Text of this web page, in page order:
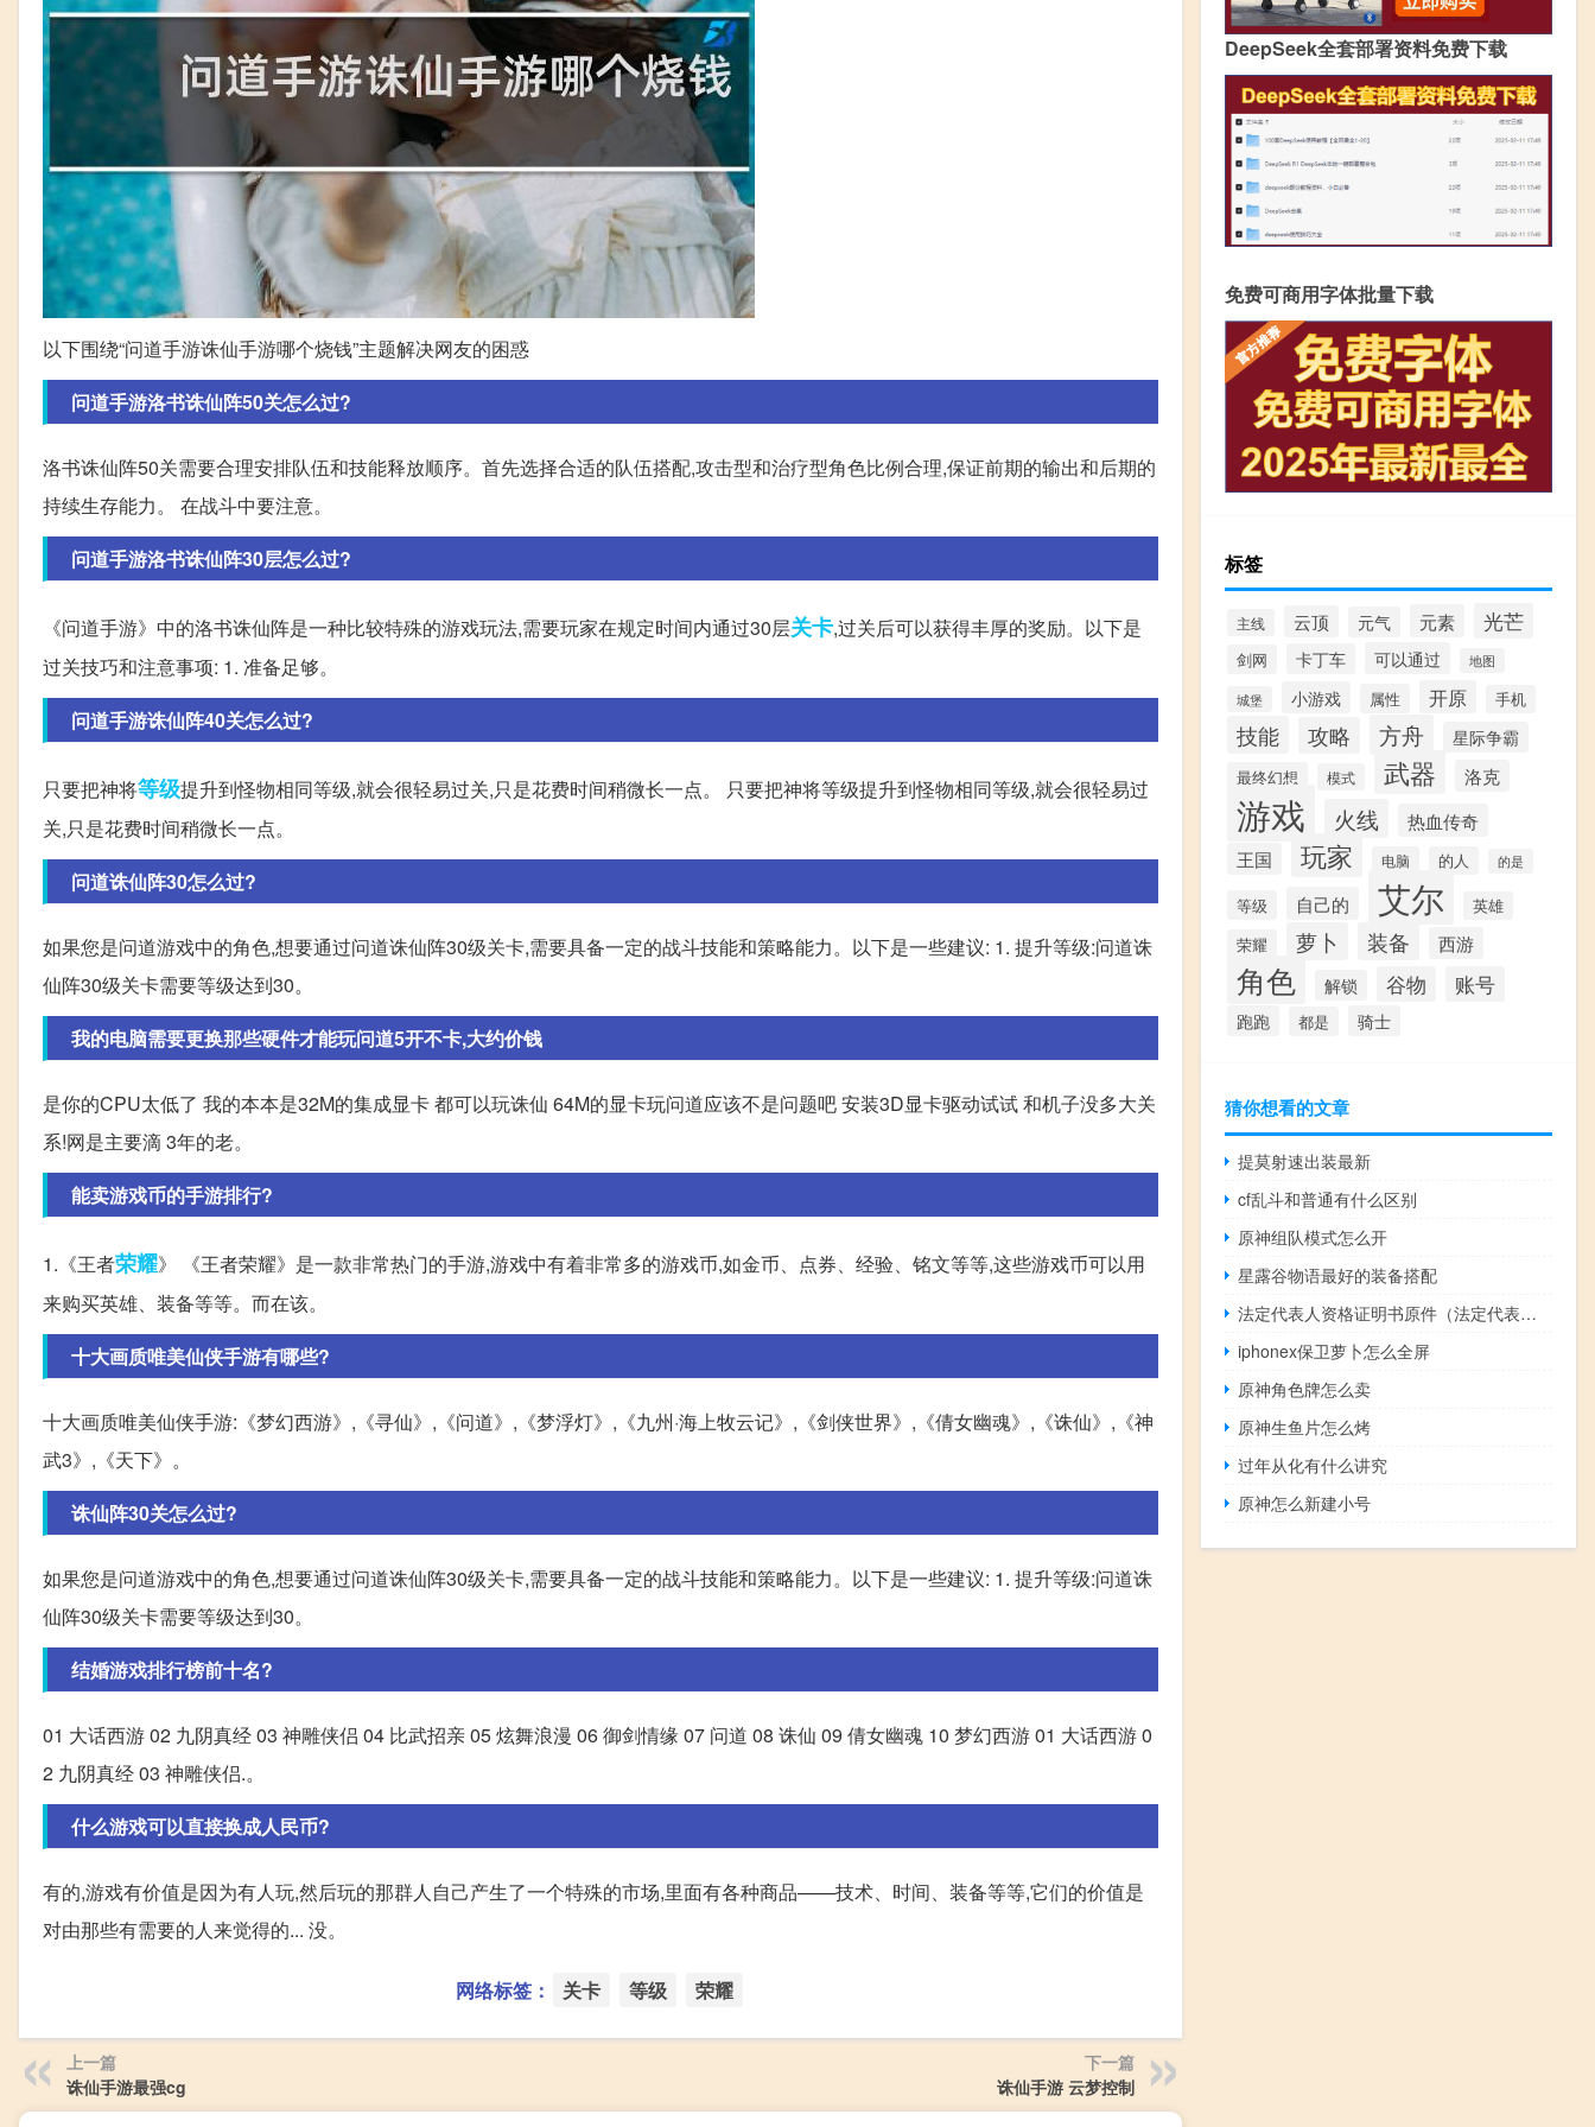
以下围绕“问道手游诛仙手游哪个烧钱”主题解决网友的困惑
问道手游洛书诛仙阵50关怎么过?
洛书诛仙阵50关需要合理安排队伍和技能释放顺序。首先选择合适的队伍搭配,攻击型和治疗型角色比例合理,保证前期的输出和后期的
持续生存能力。 在战斗中要注意。
问道手游洛书诛仙阵30层怎么过?
《问道手游》中的洛书诛仙阵是一种比较特殊的游戏玩法,需要玩家在规定时间内通过30层关卡,过关后可以获得丰厚的奖励。以下是
过关技巧和注意事项: 1. 准备足够。
问道手游诛仙阵40关怎么过?
只要把神将等级提升到怪物相同等级,就会很轻易过关,只是花费时间稍微长一点。 只要把神将等级提升到怪物相同等级,就会很轻易过
关,只是花费时间稍微长一点。
问道诛仙阵30怎么过?
如果您是问道游戏中的角色,想要通过问道诛仙阵30级关卡,需要具备一定的战斗技能和策略能力。以下是一些建议: 1. 提升等级:问道诛
仙阵30级关卡需要等级达到30。
我的电脑需要更换那些硬件才能玩问道5开不卡,大约价钱
是你的CPU太低了 我的本本是32M的集成显卡 都可以玩诛仙 64M的显卡玩问道应该不是问题吧 安装3D显卡驱动试试 和机子没多大关
系!网是主要滴 3年的老。
能卖游戏币的手游排行?
1.《王者荣耀》 《王者荣耀》是一款非常热门的手游,游戏中有着非常多的游戏币,如金币、点券、经验、铭文等等,这些游戏币可以用
来购买英雄、装备等等。而在该。
十大画质唯美仙侠手游有哪些?
十大画质唯美仙侠手游:《梦幻西游》,《寻仙》,《问道》,《梦浮灯》,《九州·海上牧云记》,《剑侠世界》,《倩女幽魂》,《诛仙》,《神
武3》,《天下》。
诛仙阵30关怎么过?
如果您是问道游戏中的角色,想要通过问道诛仙阵30级关卡,需要具备一定的战斗技能和策略能力。以下是一些建议: 1. 提升等级:问道诛
仙阵30级关卡需要等级达到30。
结婚游戏排行榜前十名?
01 大话西游 02 九阴真经 03 神雕侠侣 04 比武招亲 05 炫舞浪漫 06 御剑情缘 07 问道 08 诛仙 09 倩女幽魂 10 梦幻西游 01 大话西游 0
2 九阴真经 03 神雕侠侣.。
什么游戏可以直接换成人民币?
有的,游戏有价值是因为有人玩,然后玩的那群人自己产生了一个特殊的市场,里面有各种商品——技术、时间、装备等等,它们的价值是
对由那些有需要的人来觉得的... 没。
网络标签： 关卡 等级 荣耀
上一篇
诛仙手游最强cg
下一篇
诛仙手游 云梦控制
DeepSeek全套部署资料免费下载
免费可商用字体批量下载
标签
主线 云顶 元气 元素 光芒
剑网 卡丁车 可以通过 地图
城堡 小游戏 属性 开原 手机
技能 攻略 方舟 星际争霸
最终幻想 模式 武器 洛克
游戏 火线 热血传奇
王国 玩家 电脑 的人 的是
等级 自己的 艾尔 英雄
荣耀 萝卜 装备 西游
角色 解锁 谷物 账号
跑跑 都是 骑士
猜你想看的文章
提莫射速出装最新
cf乱斗和普通有什么区别
原神组队模式怎么开
星露谷物语最好的装备搭配
法定代表人资格证明书原件（法定代表人资格证明书）
iphonex保卫萝卜怎么全屏
原神角色牌怎么卖
原神生鱼片怎么烤
过年从化有什么讲究
原神怎么新建小号